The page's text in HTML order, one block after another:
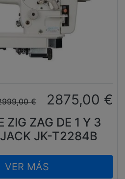
€ 2875,00 €
ZIG ZAG DE 1 Y 3
JK-T2284B
VER MÁS